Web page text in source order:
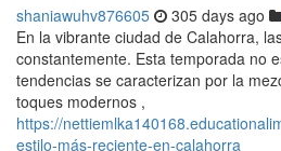
shaniawuhv876605 305 days ago
En la vibrante ciudad de Calahorra,
constantemente. Esta temporada no
tendencias se caracterizan por la
toques modernos ,
https://
estilo-más-reciente-en-calahorra